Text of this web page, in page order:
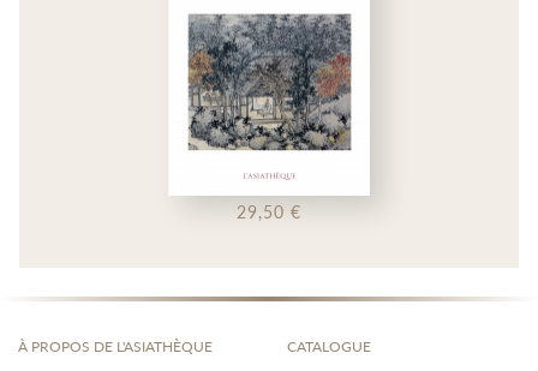
29,50 €
À PROPOS DE L'ASIATHÈQUE
CATALOGUE